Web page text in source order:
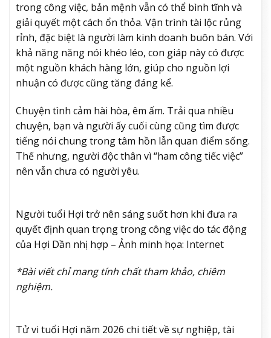
trong công việc, bản mệnh vẫn có thể bình tĩnh và
giải quyết một cách ổn thỏa. Vận trình tài lộc rủng
rỉnh, đặc biệt là người làm kinh doanh buôn bán. Với
khả năng năng nói khéo léo, con giáp này có được
một nguồn khách hàng lớn, giúp cho nguồn lợi
nhuận có được cũng tăng đáng kể.
Chuyện tình cảm hài hòa, êm ấm. Trải qua nhiều
chuyện, bạn và người ấy cuối cùng cũng tìm được
tiếng nói chung trong tâm hồn lẫn quan điểm sống.
Thế nhưng, người độc thân vì “ham công tiếc việc”
nên vẫn chưa có người yêu.
Người tuổi Hợi trở nên sáng suốt hơn khi đưa ra
quyết định quan trọng trong công việc do tác động
của Hợi Dần nhị hợp – Ảnh minh họa: Internet
*Bài viết chỉ mang tính chất tham khảo, chiêm
nghiệm.
Tử vi tuổi Hợi năm 2026 chi tiết về sự nghiệp, tài